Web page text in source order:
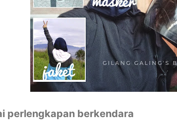
perlengkapan berkendara